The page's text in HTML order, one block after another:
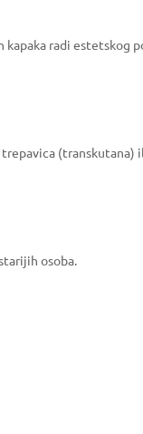
radi estetskog
osoba.